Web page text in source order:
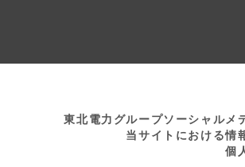
東北電力グループソーシャルメ
当サイトにおける情
個